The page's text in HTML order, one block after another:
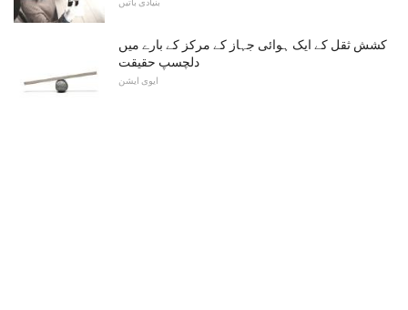
بنیادی باتیں
کشش ثقل کے ایک ہوائی جہاز کے مرکز کے بارے میں
دلچسپ حقیقت
ایوی ایشن